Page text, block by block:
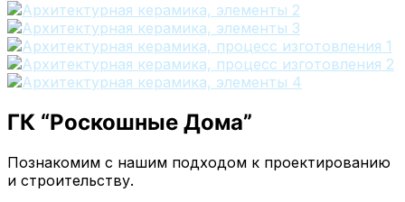
ГК “Роскошные Дома”
Познакомим с нашим подходом к проектированию
и строительству.